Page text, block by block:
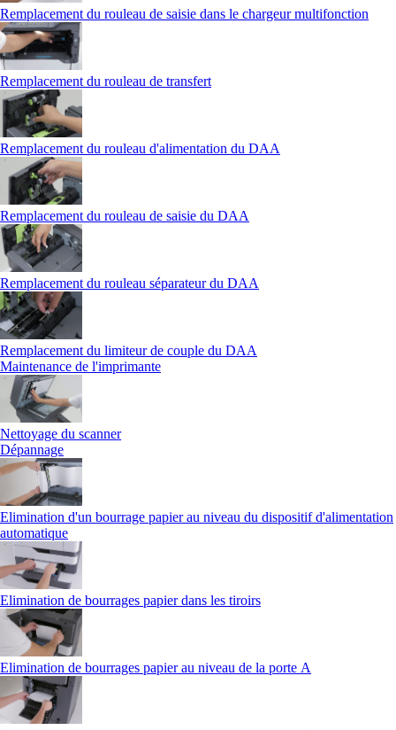
Remplacement du rouleau de saisie dans le chargeur multifonction
Remplacement du rouleau de transfert
Remplacement du rouleau d'alimentation du DAA
Remplacement du rouleau de saisie du DAA
Remplacement du rouleau séparateur du DAA
Remplacement du limiteur de couple du DAA
Maintenance de l'imprimante
Nettoyage du scanner
Dépannage
Elimination d'un bourrage papier au niveau du dispositif d'alimentation
automatique
Elimination de bourrages papier dans les tiroirs
Elimination de bourrages papier au niveau de la porte A